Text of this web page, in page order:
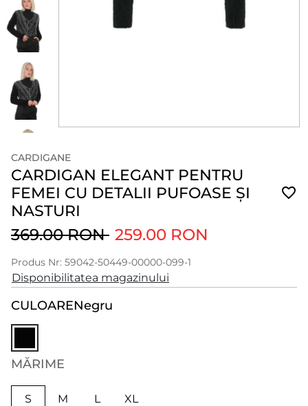
CARDIGANE
CARDIGAN ELEGANT PENTRU
FEMEI CU DETALII PUFOASE ȘI
NASTURI
369.00 RON 259.00 RON
Produs Nr: 59042-50449-00000-099-1
Disponibilitatea magazinului
CULOARENegru
MĂRIME
S M L
XL